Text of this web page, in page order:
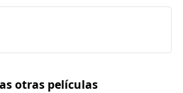
otras películas